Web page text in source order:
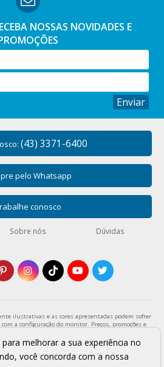
NOSSAS NOVIDADES E
Enviar
(43) 3371-6400
pelo Whatsapp
conosco
Sobre nós Dúvidas
ilustrativas e as cores apresentadas podem sofrer
a configuração do monitor. Preços, promoções e
apresentados são válidos para pagamentos a vista
prévio. Vendas sujeitas a análise e confirmação de
dados.
José - Todos os direitos reservados
melhorar a sua experiência no
você concorda com a nossa